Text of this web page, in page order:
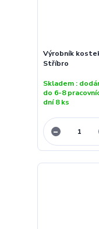
Výrobník
Stříbro
Skladem :
do 6-8
dní 8 ks